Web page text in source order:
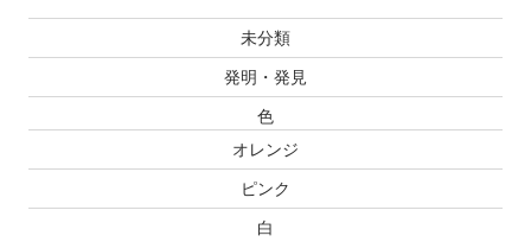
未分類
発明・発見
色
オレンジ
ピンク
白